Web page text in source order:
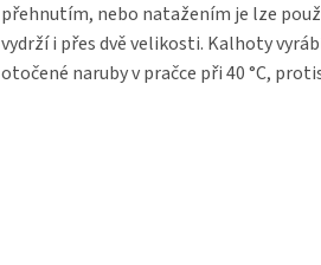
přehnutím, nebo natažením je lze
vydrží i přes dvě velikosti. Kalhoty
otočené naruby v pračce při 40 °C,